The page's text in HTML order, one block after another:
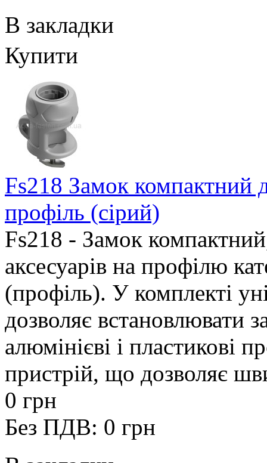
В закладки
Купити
Fs218 Замок компактний
профіль (сірий)
Fs218 - Замок
аксесуарів на профілю
(профіль). У комплекті
дозволяє встановлювати
алюмінієві і пластикові
пристрій, що дозволяє
0 грн
Без ПДВ: 0 грн